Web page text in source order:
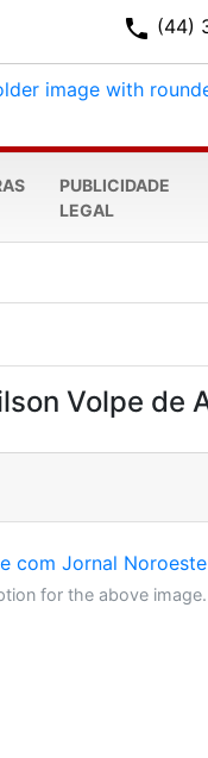
phone (44)
PUBLICIDADE
LEGAL
Volpe de
for the above image.